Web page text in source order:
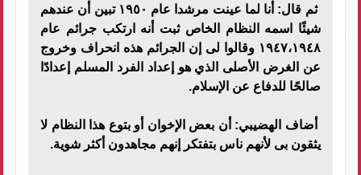
ثم قال: أنا لما عينت مرشدا عام ١٩٥٠ تبين أن عندهم
شيئًا اسمه النظام الخاص ثبت أنه ارتكب جرائم عام
١٩٤٧،١٩٤٨ وقالوا لى إن الجرائم هذه انحراف وخروج
عن الغرض الأصلى الذي هو إعداد الفرد المسلم إعدادًا
صالحًا للدفاع عن الإسلام.
أضاف الهضيبي: أن بعض الإخوان أو بتوع هذا النظام لا
يثقون بى لأنهم ناس بتفتكر إنهم مجاهدون أكثر شوية.